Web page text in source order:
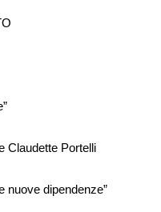
Claudette Portelli
nuove dipendenze”